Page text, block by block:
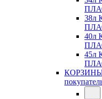
38л
40л
45л